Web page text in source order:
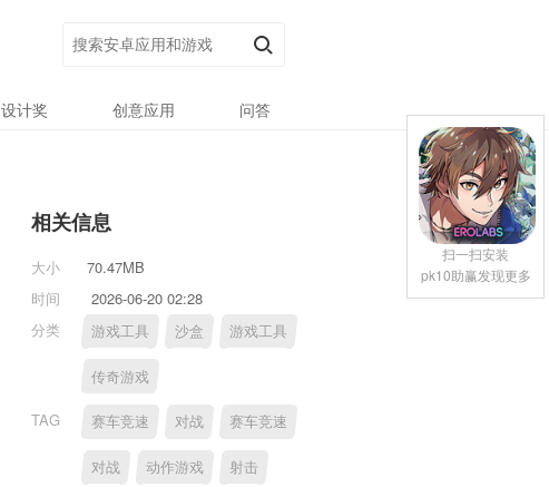
设计奖 创意应用 问答
相关信息
大小
70.47MB
时间
2026-06-20 02:28
分类
游戏工具 沙盒 游戏工具
传奇游戏
TAG 赛车竞速 对战 赛车竞速
对战 动作游戏 射击
扫一扫安装
pk10助赢发现更多